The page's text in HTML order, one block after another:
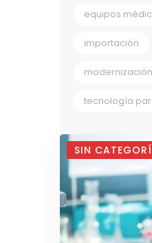
equipos
importación
tecnología
SIN